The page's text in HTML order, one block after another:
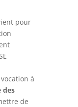
pour
à
des
de